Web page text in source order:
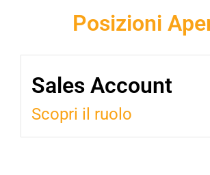
Posizioni
Sales Account
Scopri il ruolo